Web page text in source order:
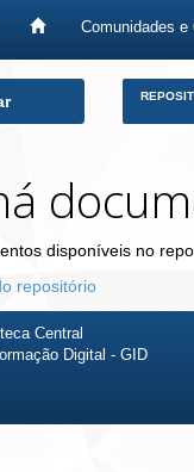
Comunidades e
disponíveis no
repositório
Central
Digital - GID